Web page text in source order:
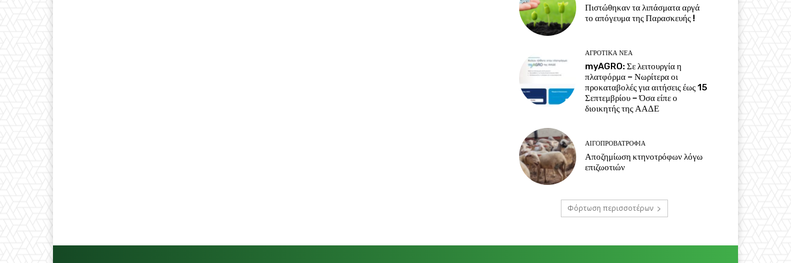
Πιστώθηκαν τα λιπάσματα αργά
το απόγευμα της Παρασκευής !
ΑΓΡΟΤΙΚΆ ΝΈΑ
myAGRO: Σε λειτουργία η
πλατφόρμα – Νωρίτερα οι
προκαταβολές για αιτήσεις έως 15
Σεπτεμβρίου – Όσα είπε ο
διοικητής της ΑΑΔΕ
ΑΙΓΟΠΡΟΒΑΤΡΟΦΊΑ
Αποζημίωση κτηνοτρόφων λόγω
επιζωοτιών
Φόρτωση περισσοτέρων